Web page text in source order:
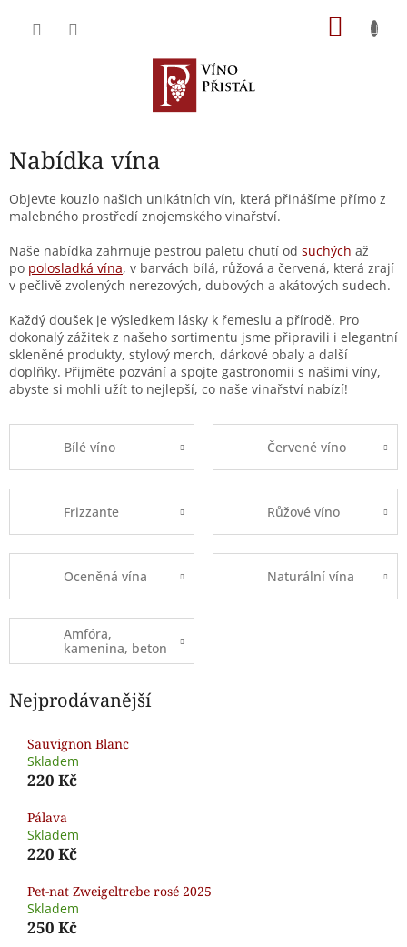
Nabídka vína
Objevte kouzlo našich unikátních vín, která přinášíme přímo z
malebného prostředí znojemského vinařství.
Naše nabídka zahrnuje pestrou paletu chutí od suchých až
po polosladká vína, v barvách bílá, růžová a červená, která zrají
v pečlivě zvolených nerezových, dubových a akátových sudech.
Každý doušek je výsledkem lásky k řemeslu a přírodě. Pro
dokonalý zážitek z našeho sortimentu jsme připravili i elegantní
skleněné produkty, stylový merch, dárkové obaly a další
doplňky. Přijměte pozvání a spojte gastronomii s našimi víny,
abyste si mohli užít to nejlepší, co naše vinařství nabízí!
Bílé víno Červené víno
Frizzante Růžové víno
Oceněná vína Naturální vína
Amfóra,
kamenina, beton
Nejprodávanější
Sauvignon Blanc
Skladem
220 Kč
Pálava
Skladem
220 Kč
Pet-nat Zweigeltrebe rosé 2025
Skladem
250 Kč